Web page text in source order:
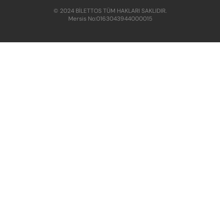
© 2024 BİLETTOS TÜM HAKLARI SAKLIDIR.
Mersis No:0163043944000015